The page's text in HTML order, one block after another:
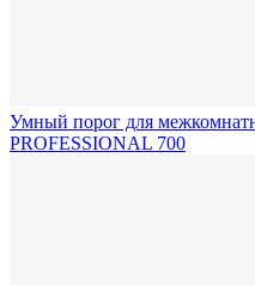
Умный порог для
PROFESSIONAL 700